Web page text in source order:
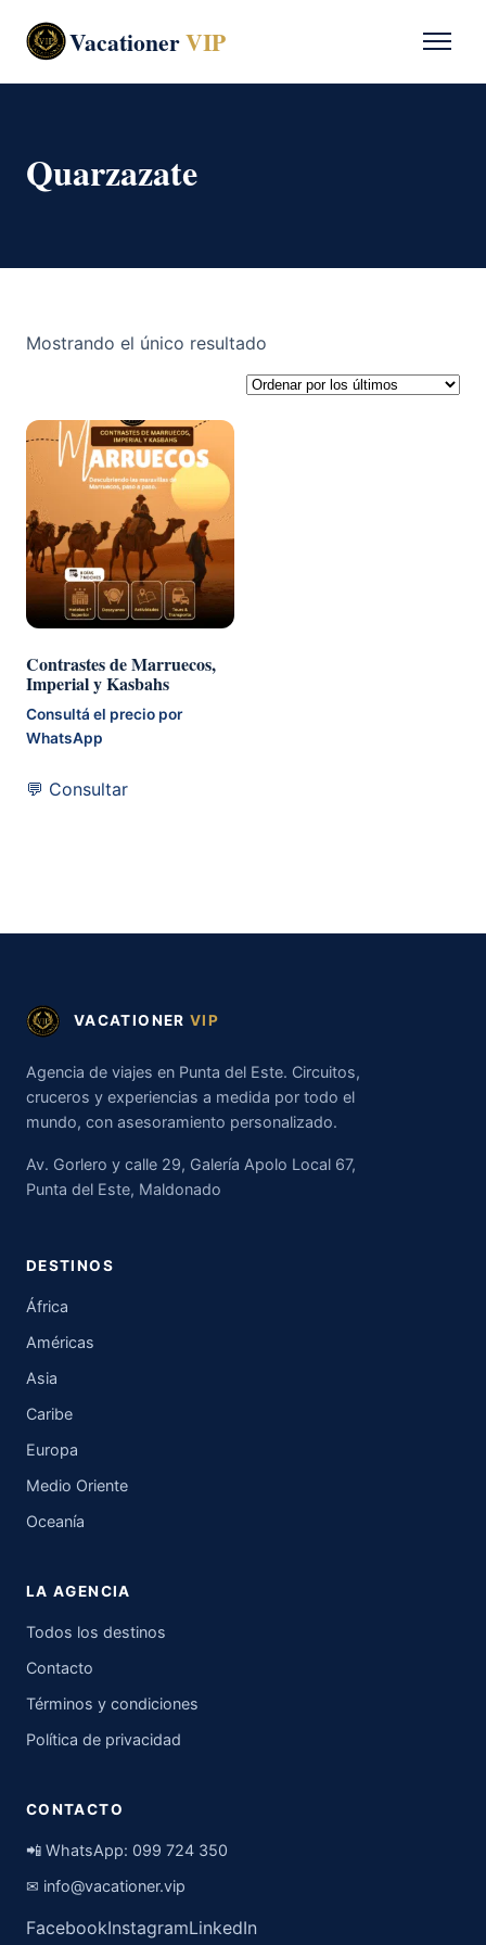
VacationerVIP
Quarzazate
Mostrando el único resultado
Contrastes de Marruecos,
Imperial y Kasbahs
Consultá el precio por
WhatsApp
💬 Consultar
VACATIONER VIP
Agencia de viajes en Punta del Este. Circuitos,
cruceros y experiencias a medida por todo el
mundo, con asesoramiento personalizado.
Av. Gorlero y calle 29, Galería Apolo Local 67,
Punta del Este, Maldonado
DESTINOS
África
Américas
Asia
Caribe
Europa
Medio Oriente
Oceanía
LA AGENCIA
Todos los destinos
Contacto
Términos y condiciones
Política de privacidad
CONTACTO
📲 WhatsApp: 099 724 350
✉ info@vacationer.vip
FacebookInstagramLinkedIn